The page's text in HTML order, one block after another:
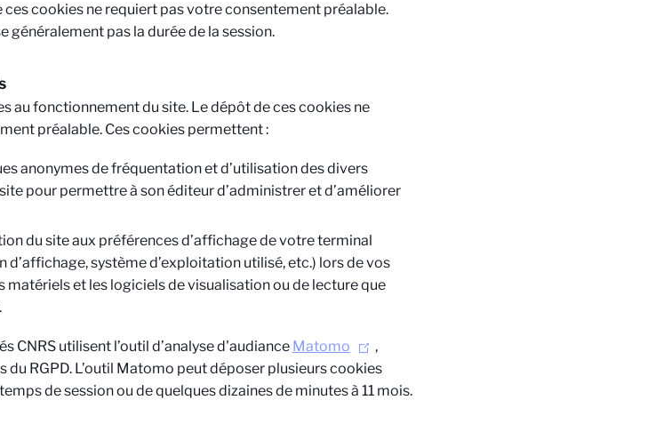
cookies ne requiert pas votre consentement préalable.
généralement pas la durée de la session.
au fonctionnement du site. Le dépôt de ces cookies ne
préalable. Ces cookies permettent :
anonymes de fréquentation et d’utilisation des divers
pour permettre à son éditeur d’administrer et d’améliorer
du site aux préférences d’affichage de votre terminal
d’affichage, système d’exploitation utilisé, etc.) lors de vos
matériels et les logiciels de visualisation ou de lecture que
CNRS utilisent l’outil d’analyse d'audiance Matomo
,
RGPD. L’outil Matomo peut déposer plusieurs cookies
de session ou de quelques dizaines de minutes à 11 mois.